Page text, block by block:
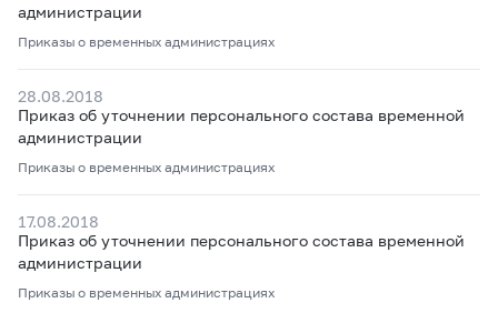
администрации
Приказы о временных администрациях
28.08.2018
Приказ об уточнении персонального состава временной
администрации
Приказы о временных администрациях
17.08.2018
Приказ об уточнении персонального состава временной
администрации
Приказы о временных администрациях